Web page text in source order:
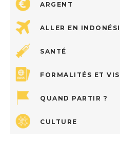
ARGENT
ALLER EN
SANTÉ
FORMALITÉS ET
QUAND PARTIR ?
CULTURE